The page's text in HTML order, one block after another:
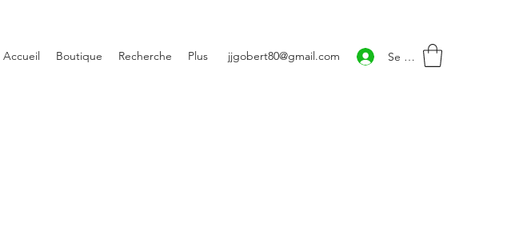
Accueil Boutique Recherche Plus jjgobert80@gmail.com Se connecter